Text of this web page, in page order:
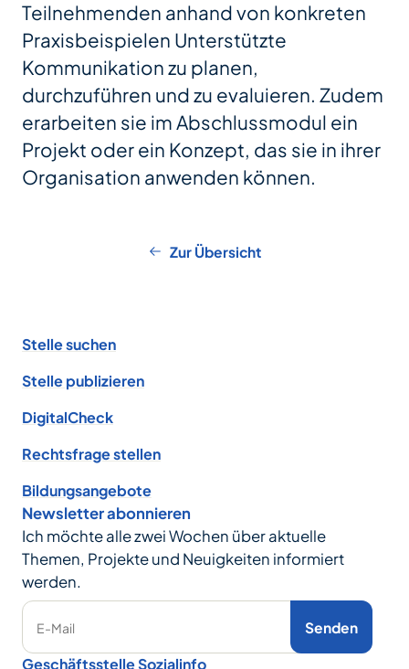
Teilnehmenden anhand von konkreten
Praxisbeispielen Unterstützte
Kommunikation zu planen,
durchzuführen und zu evaluieren. Zudem
erarbeiten sie im Abschlussmodul ein
Projekt oder ein Konzept, das sie in ihrer
Organisation anwenden können.
Zur Übersicht
Stelle suchen
Stelle publizieren
DigitalCheck
Rechtsfrage stellen
Bildungsangebote
Newsletter abonnieren
Ich möchte alle zwei Wochen über aktuelle
Themen, Projekte und Neuigkeiten informiert
werden.
E-Mail Senden
Geschäftsstelle Sozialinfo